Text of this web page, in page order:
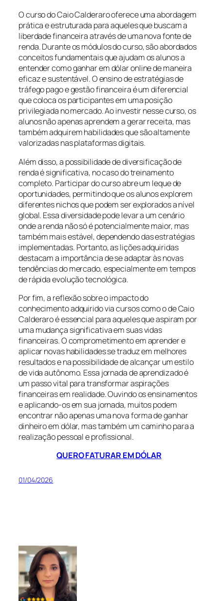
O curso do Caio Calderaro oferece uma abordagem
prática e estruturada para aqueles que buscam a
liberdade financeira através de uma nova fonte de
renda. Durante os módulos do curso, são abordados
conceitos fundamentais que ajudam os alunos a
entender como ganhar em dólar online de maneira
eficaz e sustentável. O ensino de estratégias de
tráfego pago e gestão financeira é um diferencial
que coloca os participantes em uma posição
privilegiada no mercado. Ao investir nesse curso, os
alunos não apenas aprendem a gerar receita, mas
também adquirem habilidades que são altamente
valorizadas nas plataformas digitais.
Além disso, a possibilidade de diversificação de
renda é significativa, no caso do treinamento
completo. Participar do curso abre um leque de
oportunidades, permitindo que os alunos explorem
diferentes nichos que podem ser explorados a nível
global. Essa diversidade pode levar a um cenário
onde a renda não só é potencialmente maior, mas
também mais estável, dependendo das estratégias
implementadas. Portanto, as lições adquiridas
destacam a importância de se adaptar às novas
tendências do mercado, especialmente em tempos
de rápida evolução tecnológica.
Por fim, a reflexão sobre o impacto do
conhecimento adquirido via cursos como o de Caio
Calderaro é essencial para aqueles que aspiram por
uma mudança significativa em suas vidas
financeiras. O comprometimento em aprender e
aplicar novas habilidades se traduz em melhores
resultados e na possibilidade de alcançar um estilo
de vida autônomo. Essa jornada de aprendizado é
um passo vital para transformar aspirações
financeiras em realidade. Ouvindo os ensinamentos
e aplicando-os em sua jornada, muitos podem
encontrar não apenas uma nova forma de ganhar
dinheiro em dólar, mas também um caminho para a
realização pessoal e profissional.
QUERO FATURAR EM DÓLAR
01/04/2026